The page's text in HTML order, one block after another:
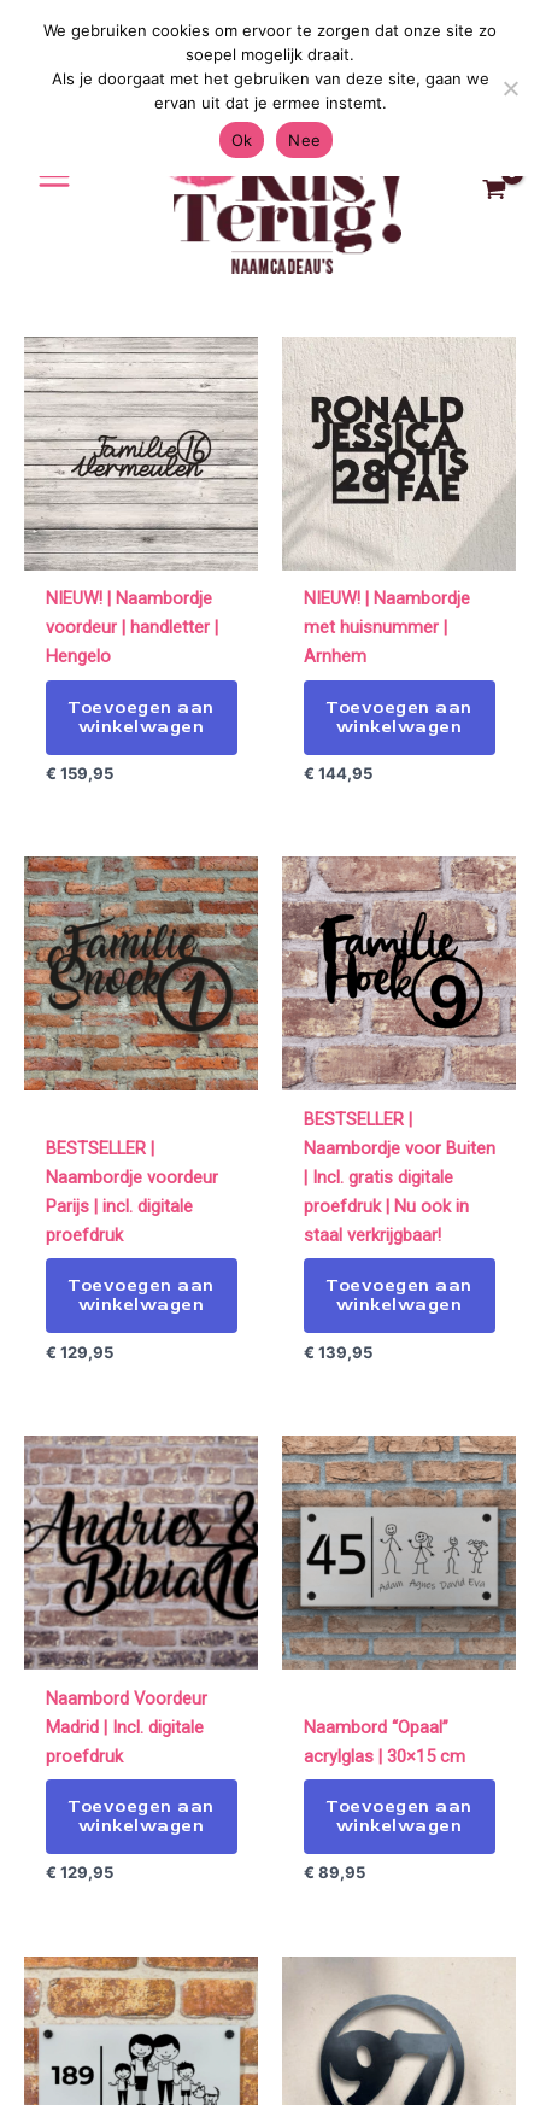
Gratis Verzending in Nederland & België
NIEUW! | Naambordje
voordeur | handletter |
Hengelo
Toevoegen aan
winkelwagen
€ 159,95
NIEUW! | Naambordje
met huisnummer |
Arnhem
Toevoegen aan
winkelwagen
€ 144,95
BESTSELLER |
Naambordje voordeur
Parijs | incl. digitale
proefdruk
Toevoegen aan
winkelwagen
€ 129,95
BESTSELLER |
Naambordje voor Buiten
| Incl. gratis digitale
proefdruk | Nu ook in
staal verkrijgbaar!
Toevoegen aan
winkelwagen
€ 139,95
Naambord Voordeur
Madrid | Incl. digitale
proefdruk
Toevoegen aan
winkelwagen
€ 129,95
Naambord “Opaal”
acrylglas | 30×15 cm
Toevoegen aan
winkelwagen
€ 89,95
We gebruiken cookies om ervoor te zorgen dat onze site zo
soepel mogelijk draait.
Als je doorgaat met het gebruiken van deze site, gaan we
ervan uit dat je ermee instemt.
Ok
Nee